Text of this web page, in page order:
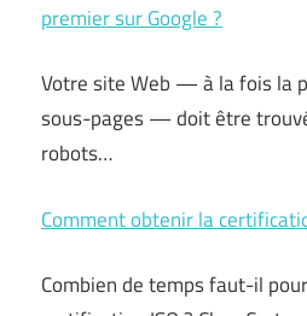
premier sur Google ?
Votre site Web — à la fois la
sous-pages — doit être
robots…
Comment obtenir la
Combien de temps faut-il